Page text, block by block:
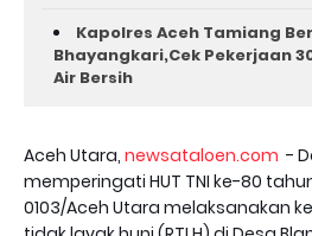
Kapolres Aceh Tamiang
Bhayangkari,Cek Pekerjaan
Air Bersih
Aceh Utara, newsataloen.com -
memperingati HUT TNI ke-80
0103/Aceh Utara melaksanakan